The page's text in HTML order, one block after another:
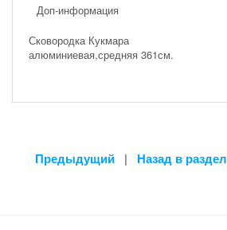
Доп-информация
Сковородка Кукмара
алюминиевая,средняя 361см.
Предыдущий | Назад в раздел